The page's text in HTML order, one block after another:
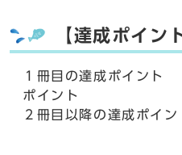
【達成ポイン
１冊目の達成ポイン
ポイント
２冊目以降の達成ポイ